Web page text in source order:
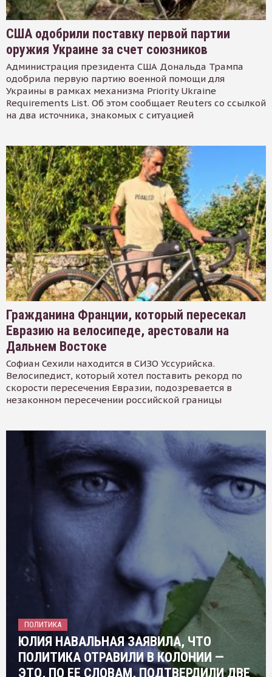
США одобрили поставку первой партии
оружия Украине за счет союзников
Администрация президента США Дональда Трампа
одобрила первую партию военной помощи для
Украины в рамках механизма Priority Ukraine
Requirements List. Об этом сообщает Reuters со ссылкой
на два источника, знакомых с ситуацией
Гражданина Франции, который пересекал
Евразию на велосипеде, арестовали на
Дальнем Востоке
Софиан Сехили находится в СИЗО Уссурийска.
Велосипедист, который хотел поставить рекорд по
скорости пересечения Евразии, подозревается в
незаконном пересечении российской границы
ПОЛИТИКА
ЮЛИЯ НАВАЛЬНАЯ ЗАЯВИЛА, ЧТО
ПОЛИТИКА ОТРАВИЛИ В КОЛОНИИ —
ЭТО, ПО ЕЕ СЛОВАМ, ПОДТВЕРДИЛИ ДВЕ